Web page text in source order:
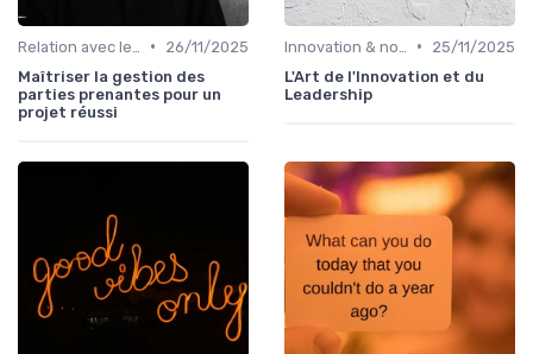
•
26/11/2025
Maîtriser la gestion des
parties prenantes pour un
projet réussi
•
25/11/2025
L'Art de l'Innovation et du
Leadership